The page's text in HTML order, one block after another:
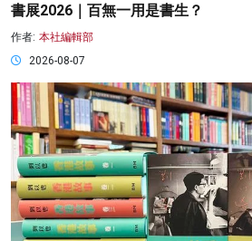
書展2026｜百無一用是書生？
作者: 本社編輯部
2026-08-07